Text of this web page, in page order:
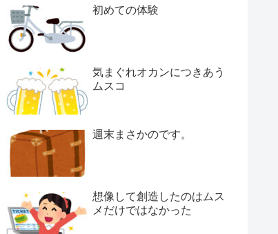
初めての体験
気まぐれオカンにつきあう
ムスコ
週末まさかのです。
想像して創造したのはムス
メだけではなかった